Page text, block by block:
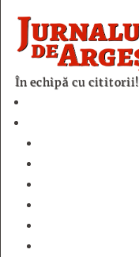
În echipă cu cititorii!